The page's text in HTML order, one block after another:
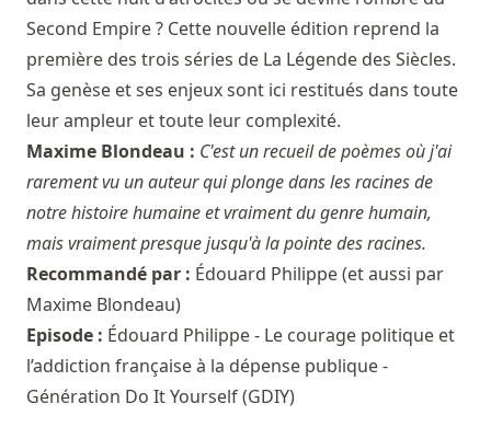
Second Empire ? Cette nouvelle édition reprend la
première des trois séries de La Légende des Siècles.
Sa genèse et ses enjeux sont ici restitués dans toute
leur ampleur et toute leur complexité.
Maxime Blondeau : C'est un recueil de poèmes où j'ai
rarement vu un auteur qui plonge dans les racines de
notre histoire humaine et vraiment du genre humain,
mais vraiment presque jusqu'à la pointe des racines.
Recommandé par : Édouard Philippe(et aussi par
Maxime Blondeau)
Episode : Édouard Philippe - Le courage politique et
l’addiction française à la dépense publique -
Génération Do It Yourself (GDIY)